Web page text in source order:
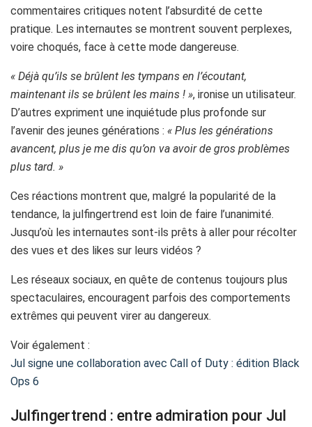
commentaires critiques notent l’absurdité de cette
pratique. Les internautes se montrent souvent perplexes,
voire choqués, face à cette mode dangereuse.
« Déjà qu’ils se brûlent les tympans en l’écoutant,
maintenant ils se brûlent les mains ! », ironise un utilisateur.
D’autres expriment une inquiétude plus profonde sur
l’avenir des jeunes générations : « Plus les générations
avancent, plus je me dis qu’on va avoir de gros problèmes
plus tard. »
Ces réactions montrent que, malgré la popularité de la
tendance, la julfingertrend est loin de faire l’unanimité.
Jusqu’où les internautes sont-ils prêts à aller pour récolter
des vues et des likes sur leurs vidéos ?
Les réseaux sociaux, en quête de contenus toujours plus
spectaculaires, encouragent parfois des comportements
extrêmes qui peuvent virer au dangereux.
Voir également :
Jul signe une collaboration avec Call of Duty : édition Black
Ops 6
Julfingertrend : entre admiration pour Jul